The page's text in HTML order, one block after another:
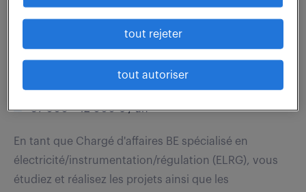
électricité/instrumentation/régul
3 août 2026
Lannemezan (65) intérim
6 mois
37 000 - 42 000 € / an
En tant que Chargé d'affaires BE spécialisé en
électricité/instrumentation/régulation (ELRG), vous
étudiez et réalisez les projets ainsi que les
tout rejeter
tout autoriser